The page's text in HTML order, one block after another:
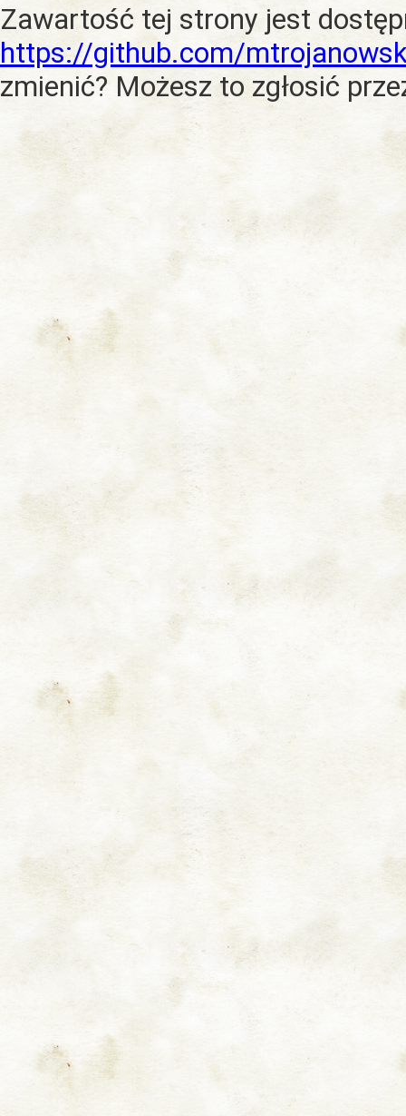
Zawartość tej strony jest
https://github.com/
zmienić? Możesz to zgłosić